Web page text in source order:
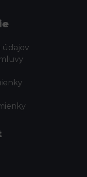
údajov